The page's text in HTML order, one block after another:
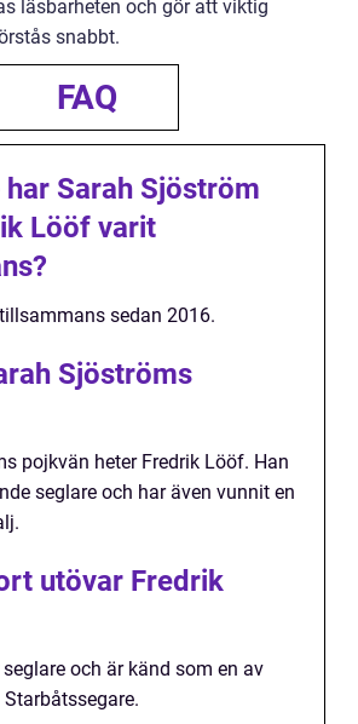
läsbarheten och gör att viktig
snabbt.
FAQ
har Sarah Sjöström
Lööf varit
sedan 2016.
Sjöströms
pojkvän heter Fredrik Lööf. Han
seglare och har även vunnit en
utövar Fredrik
och är känd som en av